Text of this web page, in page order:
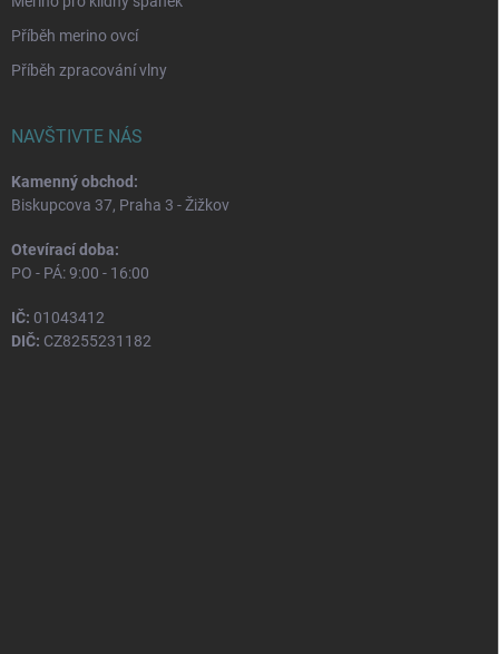
Příběh merino ovcí
Příběh zpracování vlny
NAVŠTIVTE NÁS
Kamenný obchod:
Biskupcova 37, Praha 3 - Žižkov
Otevírací doba:
PO - PÁ: 9:00 - 16:00
IČ: 01043412
DIČ: CZ8255231182